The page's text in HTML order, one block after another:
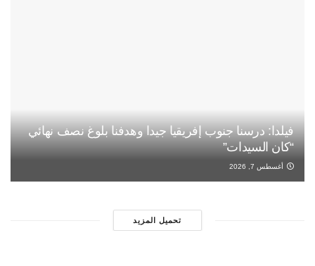
فيلدا: درسنا جنوب إفريقيا جيدا وهدفنا بلوغ نصف نهائي
“كان السيدات”
أغسطس 7, 2026
تحميل المزيد